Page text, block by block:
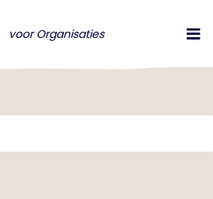
voor Organisaties